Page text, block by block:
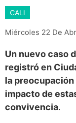
CALI
Miércoles 22 De
Un nuevo caso
registró en
la
impacto de
convivencia.